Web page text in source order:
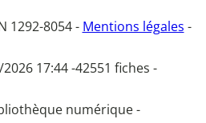
1292-8054 - Mentions légales -
17:44 -42551 fiches -
numérique -